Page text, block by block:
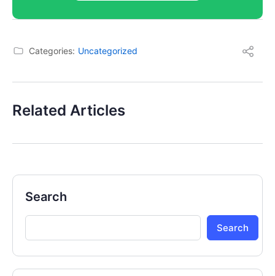
Categories: Uncategorized
Related Articles
Search
Search